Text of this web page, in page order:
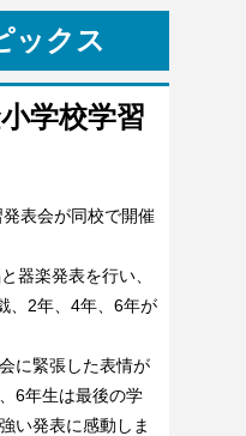
ックス
学校学習
表会が同校で開催
器楽発表を行い、
、2年、4年、6年が
に緊張した表情が
6年生は最後の学
い発表に感動しま